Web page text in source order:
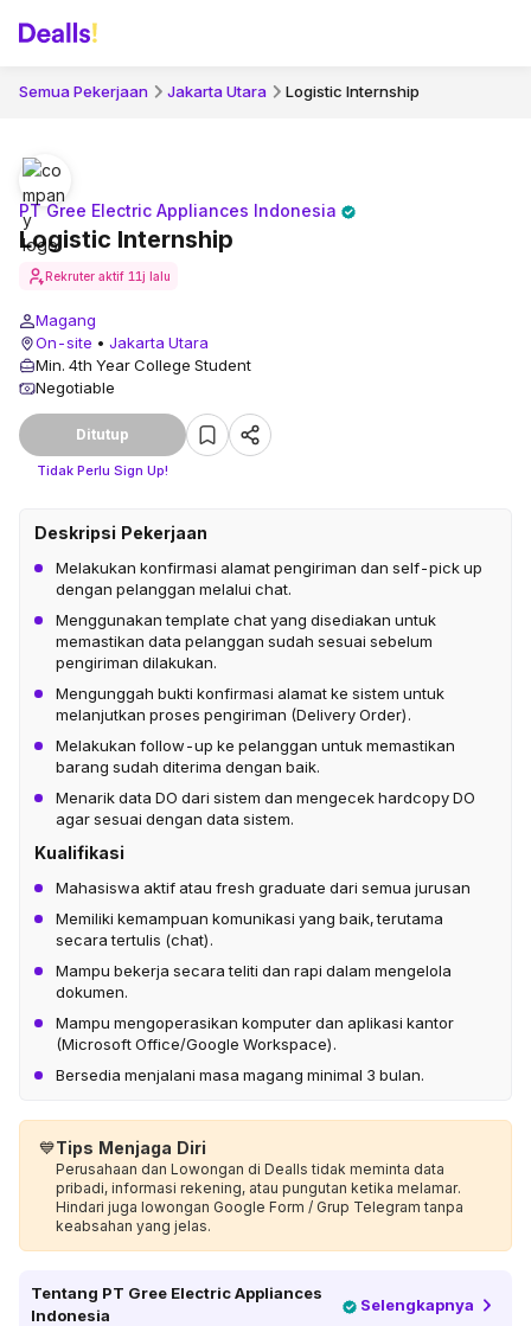
Semua Pekerjaan Jakarta Utara Logistic Internship
Logistic Internship
PT Gree Electric Appliances Indonesia
Rekruter aktif 11j lalu
Magang
On-site • Jakarta Utara
Min. 4th Year College Student
Negotiable
Ditutup
Tidak Perlu Sign Up!
Deskripsi Pekerjaan
Melakukan konfirmasi alamat pengiriman dan self-pick up
dengan pelanggan melalui chat.
Menggunakan template chat yang disediakan untuk
memastikan data pelanggan sudah sesuai sebelum
pengiriman dilakukan.
Mengunggah bukti konfirmasi alamat ke sistem untuk
melanjutkan proses pengiriman (Delivery Order).
Melakukan follow-up ke pelanggan untuk memastikan
barang sudah diterima dengan baik.
Menarik data DO dari sistem dan mengecek hardcopy DO
agar sesuai dengan data sistem.
Kualifikasi
Mahasiswa aktif atau fresh graduate dari semua jurusan
Memiliki kemampuan komunikasi yang baik, terutama
secara tertulis (chat).
Mampu bekerja secara teliti dan rapi dalam mengelola
dokumen.
Mampu mengoperasikan komputer dan aplikasi kantor
(Microsoft Office/Google Workspace).
Bersedia menjalani masa magang minimal 3 bulan.
💙Tips Menjaga Diri
Perusahaan dan Lowongan di Dealls tidak meminta data
pribadi, informasi rekening, atau pungutan ketika melamar.
Hindari juga lowongan Google Form / Grup Telegram tanpa
keabsahan yang jelas.
Tentang PT Gree Electric Appliances
Indonesia
Selengkapnya